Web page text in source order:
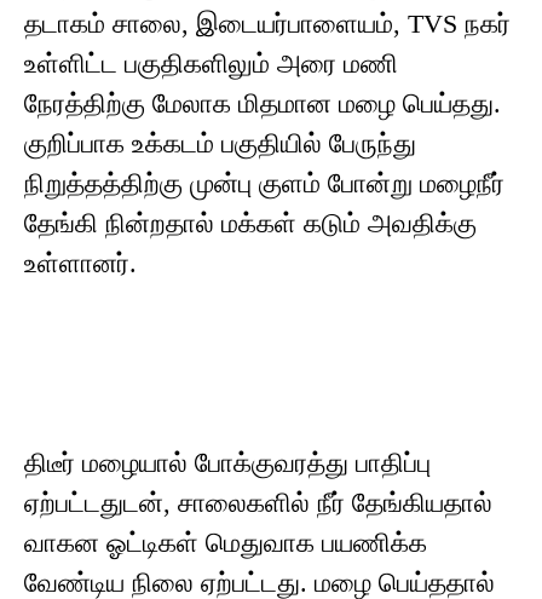
தடாகம் சாலை, இடையர்பாளையம், TVS நகர்
உள்ளிட்ட பகுதிகளிலும் அரை மணி
நேரத்திற்கு மேலாக மிதமான மழை பெய்தது.
குறிப்பாக உக்கடம் பகுதியில் பேருந்து
நிறுத்தத்திற்கு முன்பு குளம் போன்று மழைநீர்
தேங்கி நின்றதால் மக்கள் கடும் அவதிக்கு
உள்ளானர்.
திடீர் மழையால் போக்குவரத்து பாதிப்பு
ஏற்பட்டதுடன், சாலைகளில் நீர் தேங்கியதால்
வாகன ஓட்டிகள் மெதுவாக பயணிக்க
வேண்டிய நிலை ஏற்பட்டது. மழை பெய்ததால்